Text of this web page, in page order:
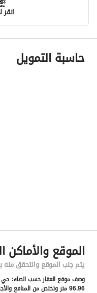
معلومات مسؤول
اسم المسؤول
رقم المبنى
الرقم الاضافي
حاسبة التمويل
الموقع والأماكن
يتم جلب الموقع والتحقق منه
وصف موقع العقار حسب الصك: حي
96.96 متر وتختص من المنافع والأجزاء المشتركة بمساحة 103.33 متر